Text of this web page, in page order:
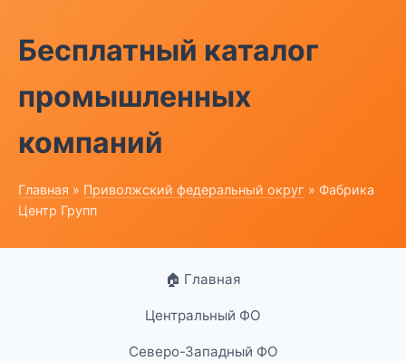
Бесплатный каталог
промышленных
компаний
Главная » Приволжский федеральный округ » Фабрика
Центр Групп
🏠 Главная
Центральный ФО
Северо-Западный ФО